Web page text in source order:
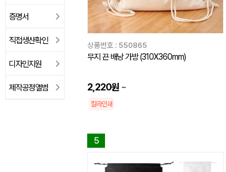
증명서
직접생산확인
디자인지원
제작공정앨범
상품번호 : 550865
무지 끈 배낭 가방 (310X360mm)
2,220원 ~
칼라인쇄
5